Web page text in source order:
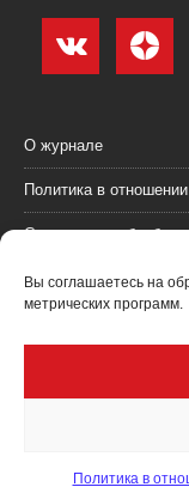
Вы соглашаетесь на
метрических программ.
Политика в
О журнале
Политика в
Согласие на
Пользовательское